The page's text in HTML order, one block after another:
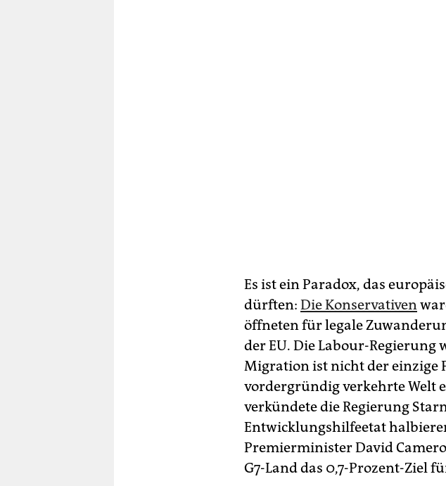
Es ist ein Paradox, das
dürften: Die Konservativen
öffneten für legale
der EU. Die Labour-Regierung
Migration ist nicht der einzige
vordergründig verkehrte Welt
verkündete die Regierung
Entwicklungshilfeetat
Premierminister David
G7-Land das 0,7-Prozent-Ziel